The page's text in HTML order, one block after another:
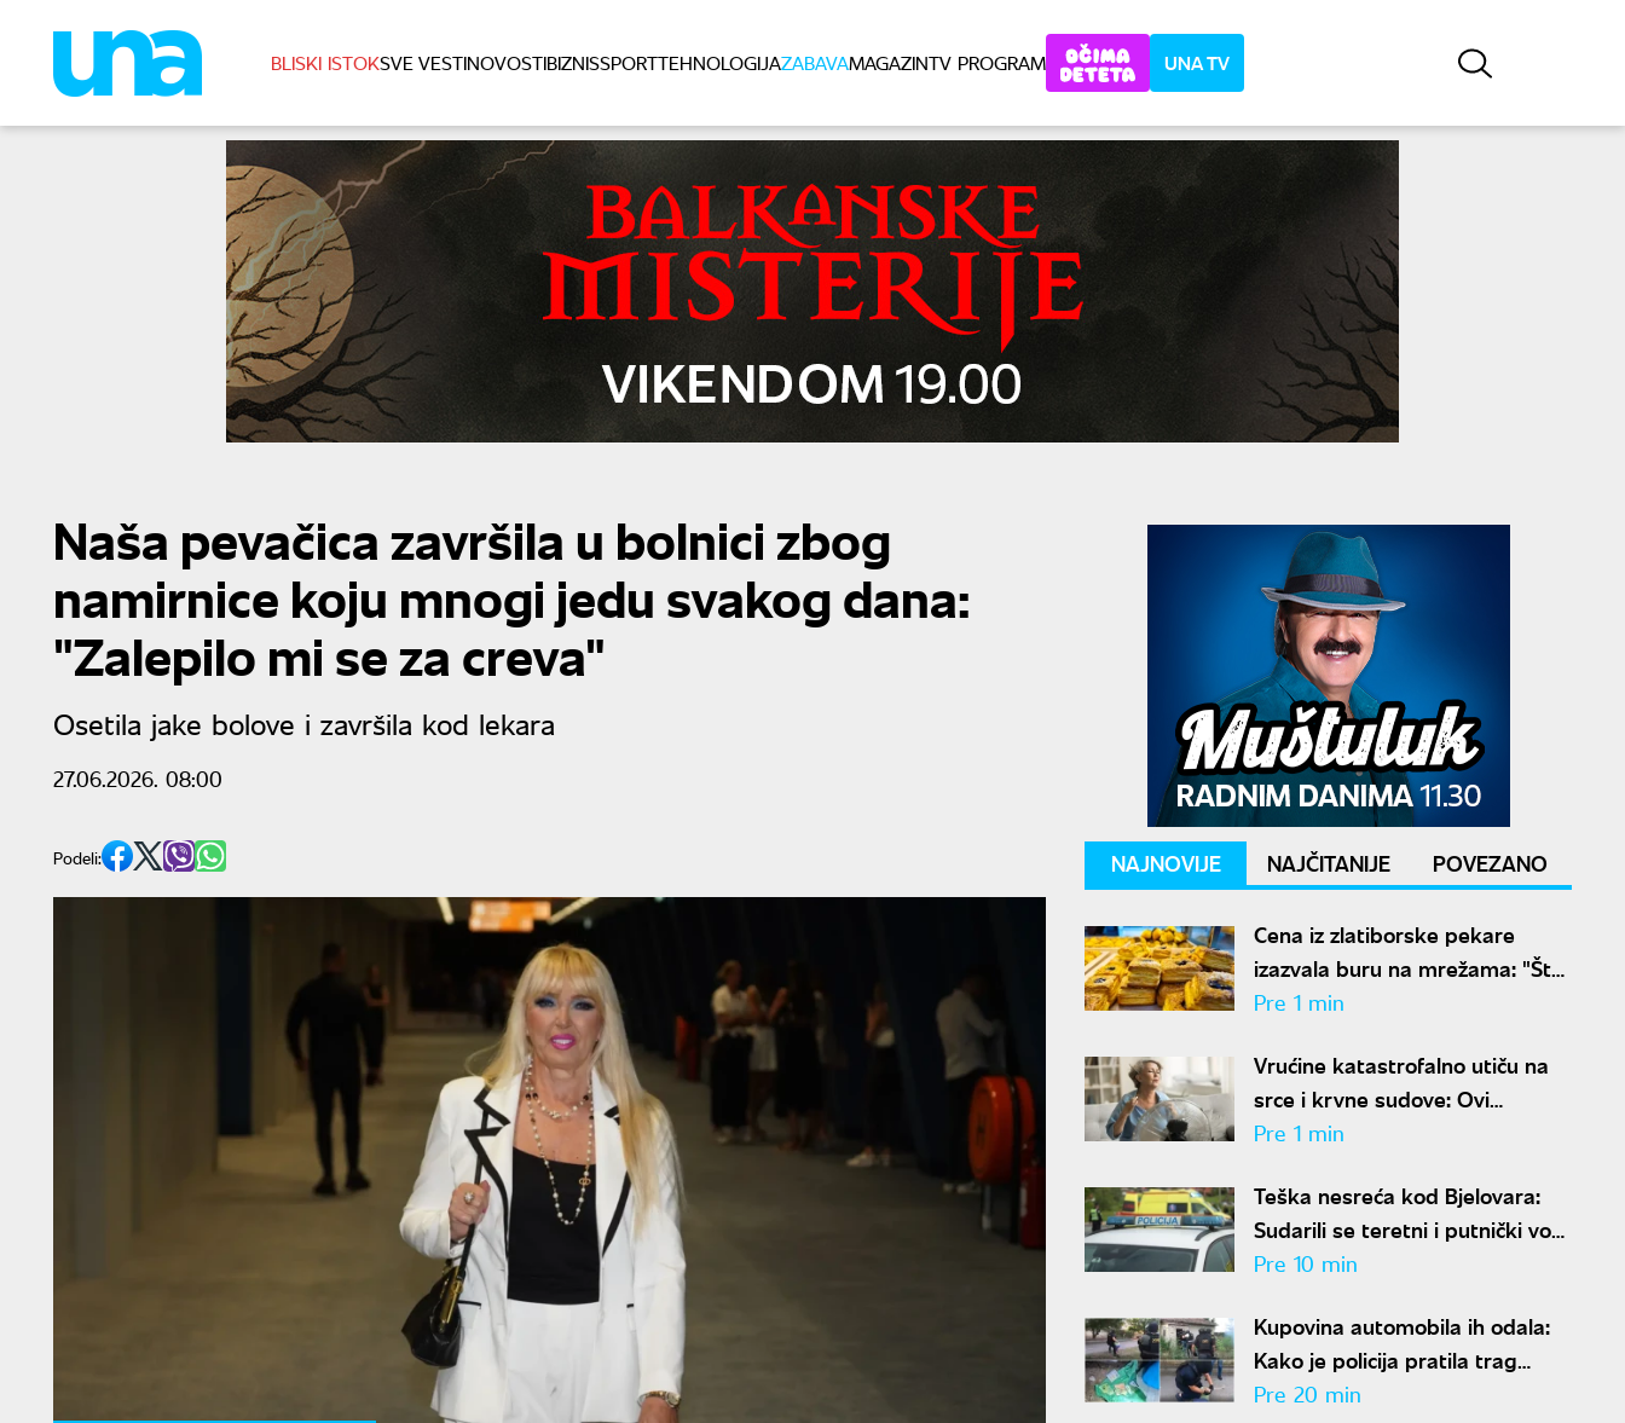
BLISKI ISTOKSVE VESTINOVOSTIBIZNISSPORTTEHNOLOGIJAZABAVAMAGAZINTV PROGRAM UNA TV
Naša pevačica završila u bolnici zbog
namirnice koju mnogi jedu svakog dana:
"Zalepilo mi se za creva"
Osetila jake bolove i završila kod lekara
27.06.2026. 08:00
Podeli: NAJNOVIJE NAJČITANIJE POVEZANO
Cena iz zlatiborske pekare
izazvala buru na mrežama: "Šta
zna čovek šta je 300 grama
Pre 1 min
Vrućine katastrofalno utiču na
srce i krvne sudove: Ovi
simptomi su alarm za hitnu
Pre 1 min
Teška nesreća kod Bjelovara:
Sudarili se teretni i putnički voz,
ima povređenih
Pre 10 min
Kupovina automobila ih odala:
Kako je policija pratila trag
novca posle ubistva piljara (73)
Pre 20 min